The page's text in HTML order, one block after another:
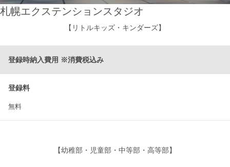
札幌エクステンションスタジオ
【リトルキッズ・キンダーズ】
登録時納入費用 ※消費税込み
登録料
無料
【幼稚部・児童部・中等部・ 高等部】